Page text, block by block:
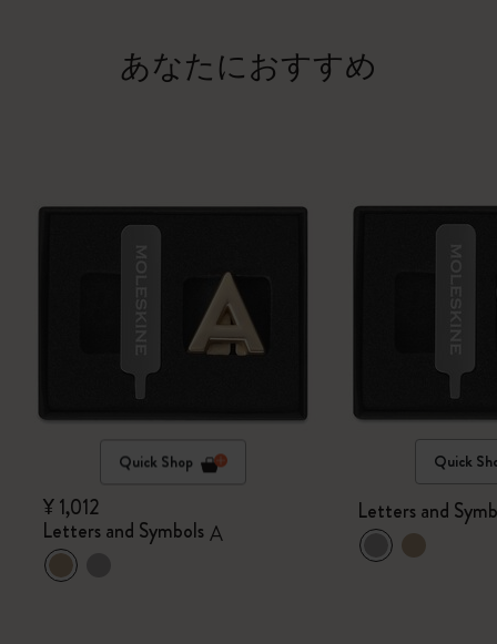
あなたにおすすめ
Quick Shop
¥ 1,012
Letters and Symbols A
Quick
Letters and